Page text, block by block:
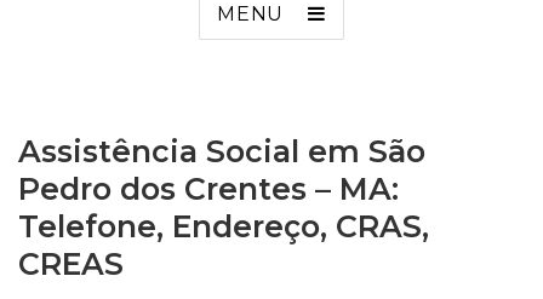
MENU
Assistência Social em São
Pedro dos Crentes – MA:
Telefone, Endereço, CRAS,
CREAS